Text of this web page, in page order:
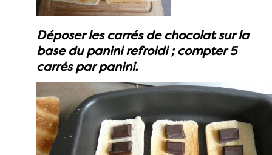
Déposer les carrés de chocolat sur la
base du panini refroidi ; compter 5
carrés par panini.